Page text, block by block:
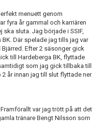
menuett genom
fyra år gammal och karriären
ska sluta. Jag började i SSIF,
Där spelade jag tills jag var
Efter 2 säsonger gick
till Hardeberga BK, flyttade
som jag gick tillbaka till
år innan jag till slut flyttade ner
var jag trött på att det
tränare Bengt Nilsson som